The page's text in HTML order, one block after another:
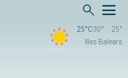
25°C30°
25°
Illes Balears